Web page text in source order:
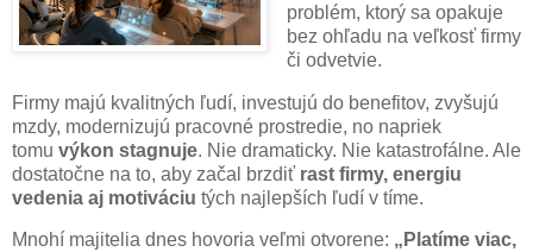
problém, ktorý sa opakuje
bez ohľadu na veľkosť firmy
či odvetvie.
Firmy majú kvalitných ľudí, investujú do benefitov, zvyšujú
mzdy, modernizujú pracovné prostredie, no napriek
tomu výkon stagnuje. Nie dramaticky. Nie katastrofálne. Ale
dostatočne na to, aby začal brzdiť rast firmy, energiu
vedenia aj motiváciu tých najlepších ľudí v tíme.
Mnohí majitelia dnes hovoria veľmi otvorene: „Platíme viac,